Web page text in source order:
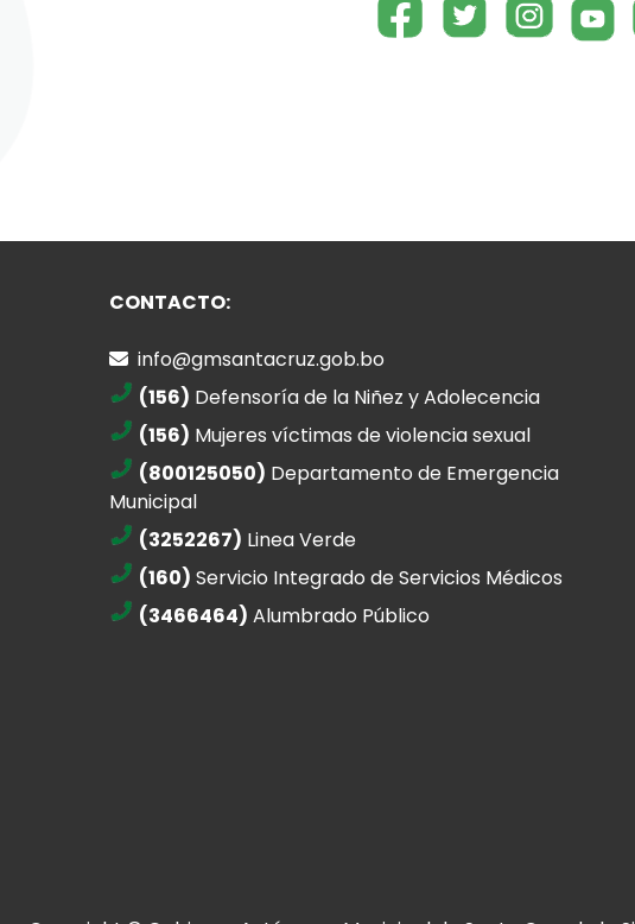
CONTACTO:
info@gmsantacruz.gob.bo
(156) Defensoría de la Niñez y Adolecencia
(156) Mujeres víctimas de violencia sexual
(800125050) Departamento de Emergencia
Municipal
(3252267) Linea Verde
(160) Servicio Integrado de Servicios Médicos
(3466464) Alumbrado Público